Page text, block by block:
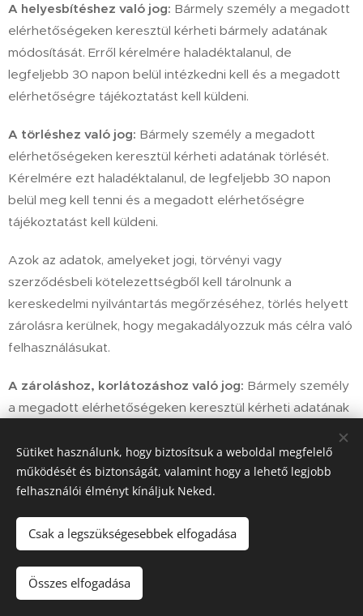
A helyesbítéshez való jog: Bármely személy a megadott
elérhetőségeken keresztül kérheti bármely adatának
módosítását. Erről kérelmére haladéktalanul, de
legfeljebb 30 napon belül intézkedni kell és a megadott
elérhetőségre tájékoztatást kell küldeni.
A törléshez való jog: Bármely személy a megadott
elérhetőségeken keresztül kérheti adatának törlését.
Kérelmére ezt haladéktalanul, de legfeljebb 30 napon
belül meg kell tenni és a megadott elérhetőségre
tájékoztatást kell küldeni.
Azok az adatok, amelyeket jogi, törvényi vagy
szerződésbeli kötelezettségből kell tárolnunk a
kereskedelmi nyilvántartás megőrzéséhez, törlés helyett
zárolásra kerülnek, hogy megakadályozzuk más célra való
felhasználásukat.
A zároláshoz, korlátozáshoz való jog: Bármely személy
a megadott elérhetőségeken keresztül kérheti adatának
szükségessé teszi az adatok tárolását. A kérelemre ezt
haladéktalanul, de legfeljebb 30 napon belül meg kell
tenni és a megadott elérhetőségre tájékoztatást kell
küldeni.
A tiltakozáshoz való jog:Bármely személy a megadott
elérhetőségeken keresztül tiltakozhat az adatkezelés
ellen. A tiltakozást a kérelem benyújtásától számított
Sütiket használunk, hogy biztosítsuk a weboldal megfelelő
működését és biztonságát, valamint hogy a lehető legjobb
felhasználói élményt kínáljuk Neked.
Csak a legszükségesebbek elfogadása
Összes elfogadása